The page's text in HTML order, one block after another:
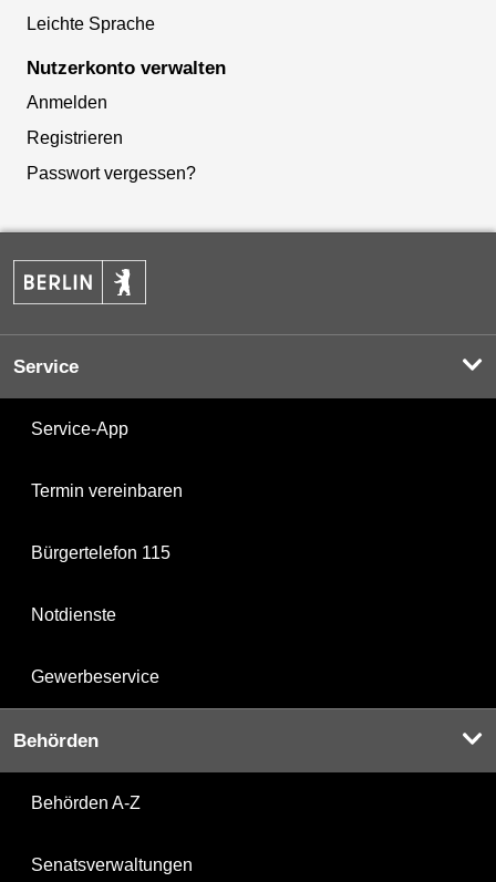
Leichte Sprache
Nutzerkonto verwalten
Anmelden
Registrieren
Passwort vergessen?
Service
Service-App
Termin vereinbaren
Bürgertelefon 115
Notdienste
Gewerbeservice
Behörden
Behörden A-Z
Senatsverwaltungen